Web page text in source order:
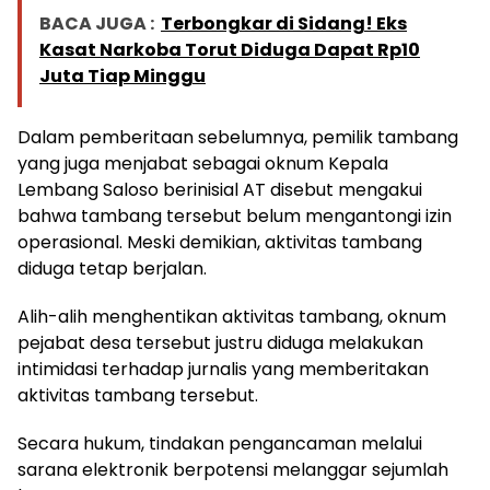
BACA JUGA : Terbongkar di Sidang! Eks
Kasat Narkoba Torut Diduga Dapat Rp10
Juta Tiap Minggu
Dalam pemberitaan sebelumnya, pemilik tambang
yang juga menjabat sebagai oknum Kepala
Lembang Saloso berinisial AT disebut mengakui
bahwa tambang tersebut belum mengantongi izin
operasional. Meski demikian, aktivitas tambang
diduga tetap berjalan.
Alih-alih menghentikan aktivitas tambang, oknum
pejabat desa tersebut justru diduga melakukan
intimidasi terhadap jurnalis yang memberitakan
aktivitas tambang tersebut.
Secara hukum, tindakan pengancaman melalui
sarana elektronik berpotensi melanggar sejumlah